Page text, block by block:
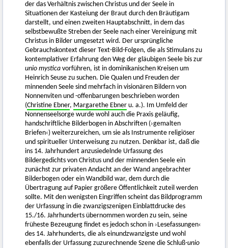
der das Verhältnis zwischen Christus und der Seele in
Situationen der Kasteiung der Braut durch den Bräutigam
darstellt, und einen zweiten Hauptabschnitt, in dem das
selbstbewußte Streben der Seele nach einer Vereinigung mit
Christus in Bilder umgesetzt wird. Der ursprüngliche
Gebrauchskontext dieser Text-Bild-Folgen, die als Stimulans zu
kontemplativer Erfahrung den Weg der gläubigen Seele bis zur
unio mystica vorführen, ist in dominikanischen Kreisen um
Heinrich Seuse zu suchen. Die Qualen und Freuden der
minnenden Seele sind mehrfach in visionären Bildern von
Nonnenviten und -offenbarungen beschrieben worden
(Christine Ebner, Margarethe Ebner u. a.). Im Umfeld der
Nonnenseelsorge wurde wohl auch die Praxis geläufig,
handschriftliche Bilderbogen in Abschriften (›gemalten
Briefen‹) weiterzureichen, um sie als Instrumente religiöser
und spiritueller Unterweisung zu nutzen. Denkbar ist, daß die
ins 14. Jahrhundert anzusiedelnde Urfassung des
Bildergedichts von Christus und der minnenden Seele ein
zunächst zur privaten Andacht an der Wand angebrachter
Bilderbogen oder ein Wandbild war, dem durch die
Übertragung auf Papier größere Öffentlichkeit zuteil werden
sollte. Mit den wenigsten Eingriffen scheint das Bildprogramm
der Urfassung in die zwanzigszenigen Einblattdrucke des
15./16. Jahrhunderts übernommen worden zu sein, seine
früheste Bezeugung findet es jedoch schon in ›Lesefassungen‹
des 14. Jahrhunderts, die als einundzwanzigste und wohl
ebenfalls der Urfassung zuzurechnende Szene die Schluß-unio